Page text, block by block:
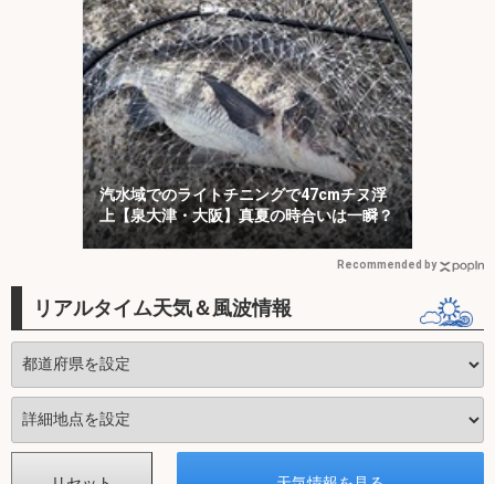
汽水域でのライトチニングで47cmチヌ浮
上【泉大津・大阪】真夏の時合いは一瞬？
Recommended by
リアルタイム天気＆風波情報